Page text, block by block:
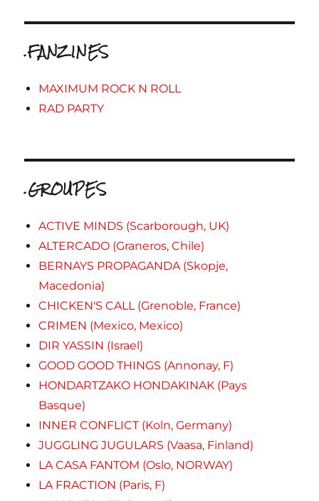
.FANZINES
MAXIMUM ROCK N ROLL
RAD PARTY
.GROUPES
ACTIVE MINDS (Scarborough, UK)
ALTERCADO (Graneros, Chile)
BERNAYS PROPAGANDA (Skopje,
Macedonia)
CHICKEN'S CALL (Grenoble, France)
CRIMEN (Mexico, Mexico)
DIR YASSIN (Israel)
GOOD GOOD THINGS (Annonay, F)
HONDARTZAKO HONDAKINAK (Pays
Basque)
INNER CONFLICT (Koln, Germany)
JUGGLING JUGULARS (Vaasa, Finland)
LA CASA FANTOM (Oslo, NORWAY)
LA FRACTION (Paris, F)